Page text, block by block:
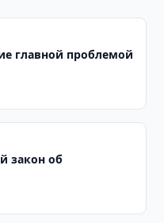
главной проблемой
закон об